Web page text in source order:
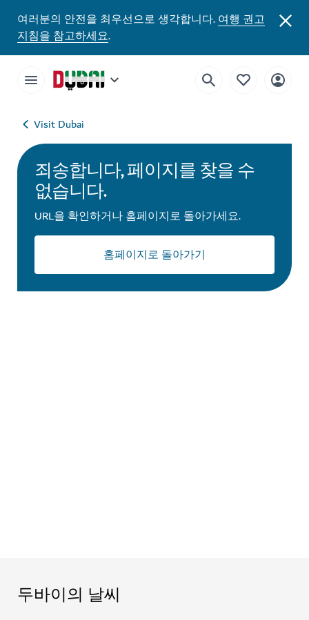
여러분의 안전을 최우선으로 생각합니다.여행 권고
지침을 참고하세요.
Visit Dubai
죄송합니다, 페이지를 찾을 수
없습니다.
URL을 확인하거나 홈페이지로 돌아가세요.
홈페이지로 돌아가기
두바이의 날씨